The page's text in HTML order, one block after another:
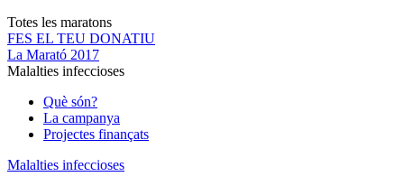
Totes les maratons
FES EL TEU DONATIU
La Marató 2017
Malalties infeccioses
Què són?
La campanya
Projectes finançats
Malalties infeccioses